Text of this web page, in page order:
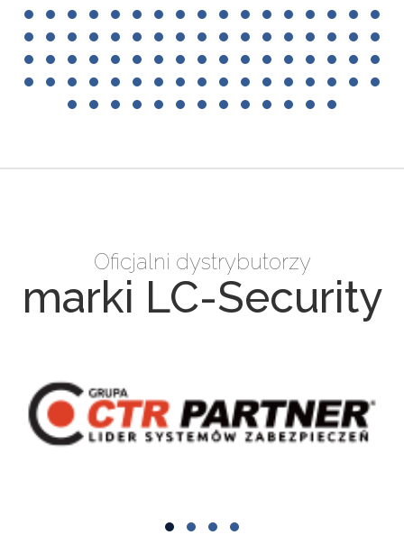
Oficjalni dystrybutorzy
marki LC-Security